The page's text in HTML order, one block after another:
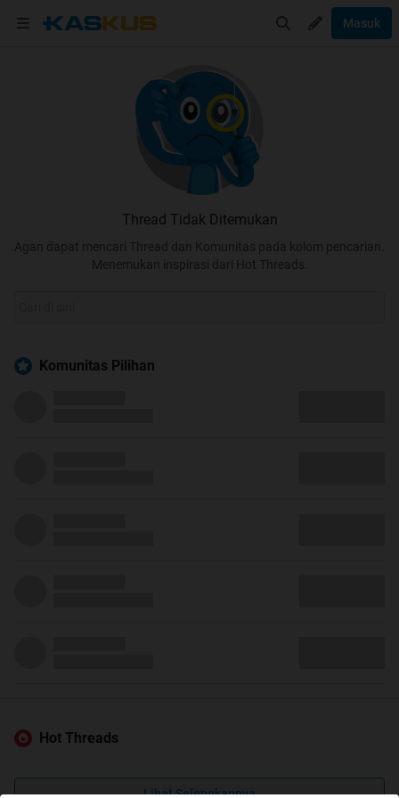
Masuk
Thread Tidak Ditemukan
Agan dapat mencari Thread dan Komunitas pada kolom pencarian.
Menemukan inspirasi dari Hot Threads.
Komunitas Pilihan
Hot Threads
Lihat Selengkapnya